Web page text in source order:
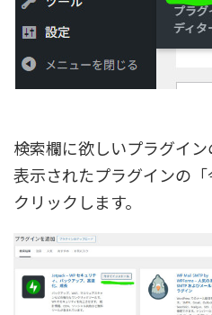
検索欄に欲しいプラグイン
表示されたプラグインの
クリックします。